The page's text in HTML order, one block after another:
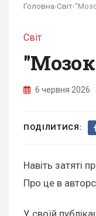
Головна›Світ›
Світ
6 червня 2026
ПОДІЛИТИСЯ:
Навіть затяті
Про це в